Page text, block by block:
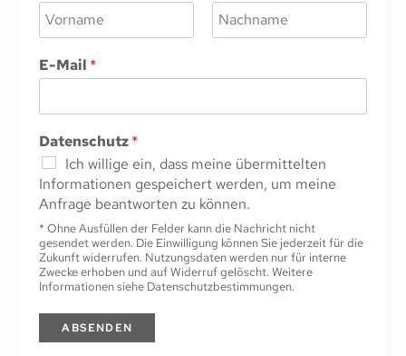
o
r
m
a
E-Mail *
Datenschutz*
Ich willige ein, dass meine übermittelten
Informationen gespeichert werden, um meine
Anfrage beantworten zu können.
* Ohne Ausfüllen der Felder kann die Nachricht nicht
gesendet werden. Die Einwilligung können Sie jederzeit für die
Zukunft widerrufen. Nutzungsdaten werden nur für interne
Zwecke erhoben und auf Widerruf gelöscht. Weitere
Informationen siehe Datenschutzbestimmungen.
ABSENDEN